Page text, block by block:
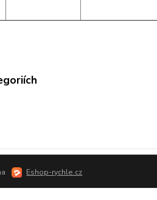
Eshop-rychle.cz